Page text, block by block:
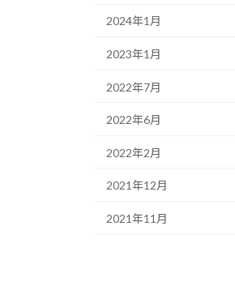
2024年1月
2023年1月
2022年7月
2022年6月
2022年2月
2021年12月
2021年11月